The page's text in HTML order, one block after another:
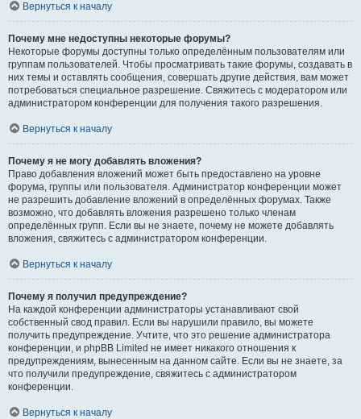
Вернуться к началу
Почему мне недоступны некоторые форумы?
Некоторые форумы доступны только определённым пользователям или
группам пользователей. Чтобы просматривать такие форумы, создавать в
них темы и оставлять сообщения, совершать другие действия, вам может
потребоваться специальное разрешение. Свяжитесь с модератором или
администратором конференции для получения такого разрешения.
Вернуться к началу
Почему я не могу добавлять вложения?
Право добавления вложений может быть предоставлено на уровне
форума, группы или пользователя. Администратор конференции может
не разрешить добавление вложений в определённых форумах. Также
возможно, что добавлять вложения разрешено только членам
определённых групп. Если вы не знаете, почему не можете добавлять
вложения, свяжитесь с администратором конференции.
Вернуться к началу
Почему я получил предупреждение?
На каждой конференции администраторы устанавливают свой
собственный свод правил. Если вы нарушили правило, вы можете
получить предупреждение. Учтите, что это решение администратора
конференции, и phpBB Limited не имеет никакого отношения к
предупреждениям, вынесенным на данном сайте. Если вы не знаете, за
что получили предупреждение, свяжитесь с администратором
конференции.
Вернуться к началу